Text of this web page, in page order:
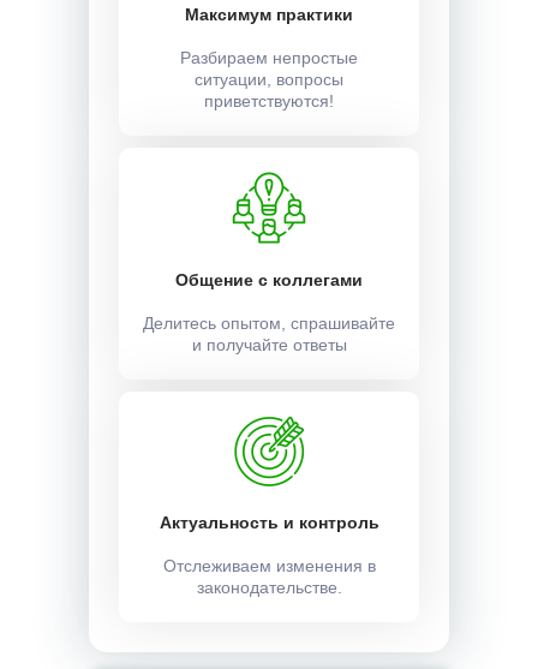
Максимум практики
Разбираем непростые
ситуации, вопросы
приветствуются!
Общение с коллегами
Делитесь опытом, спрашивайте
и получайте ответы
Актуальность и контроль
Отслеживаем изменения в
законодательстве.